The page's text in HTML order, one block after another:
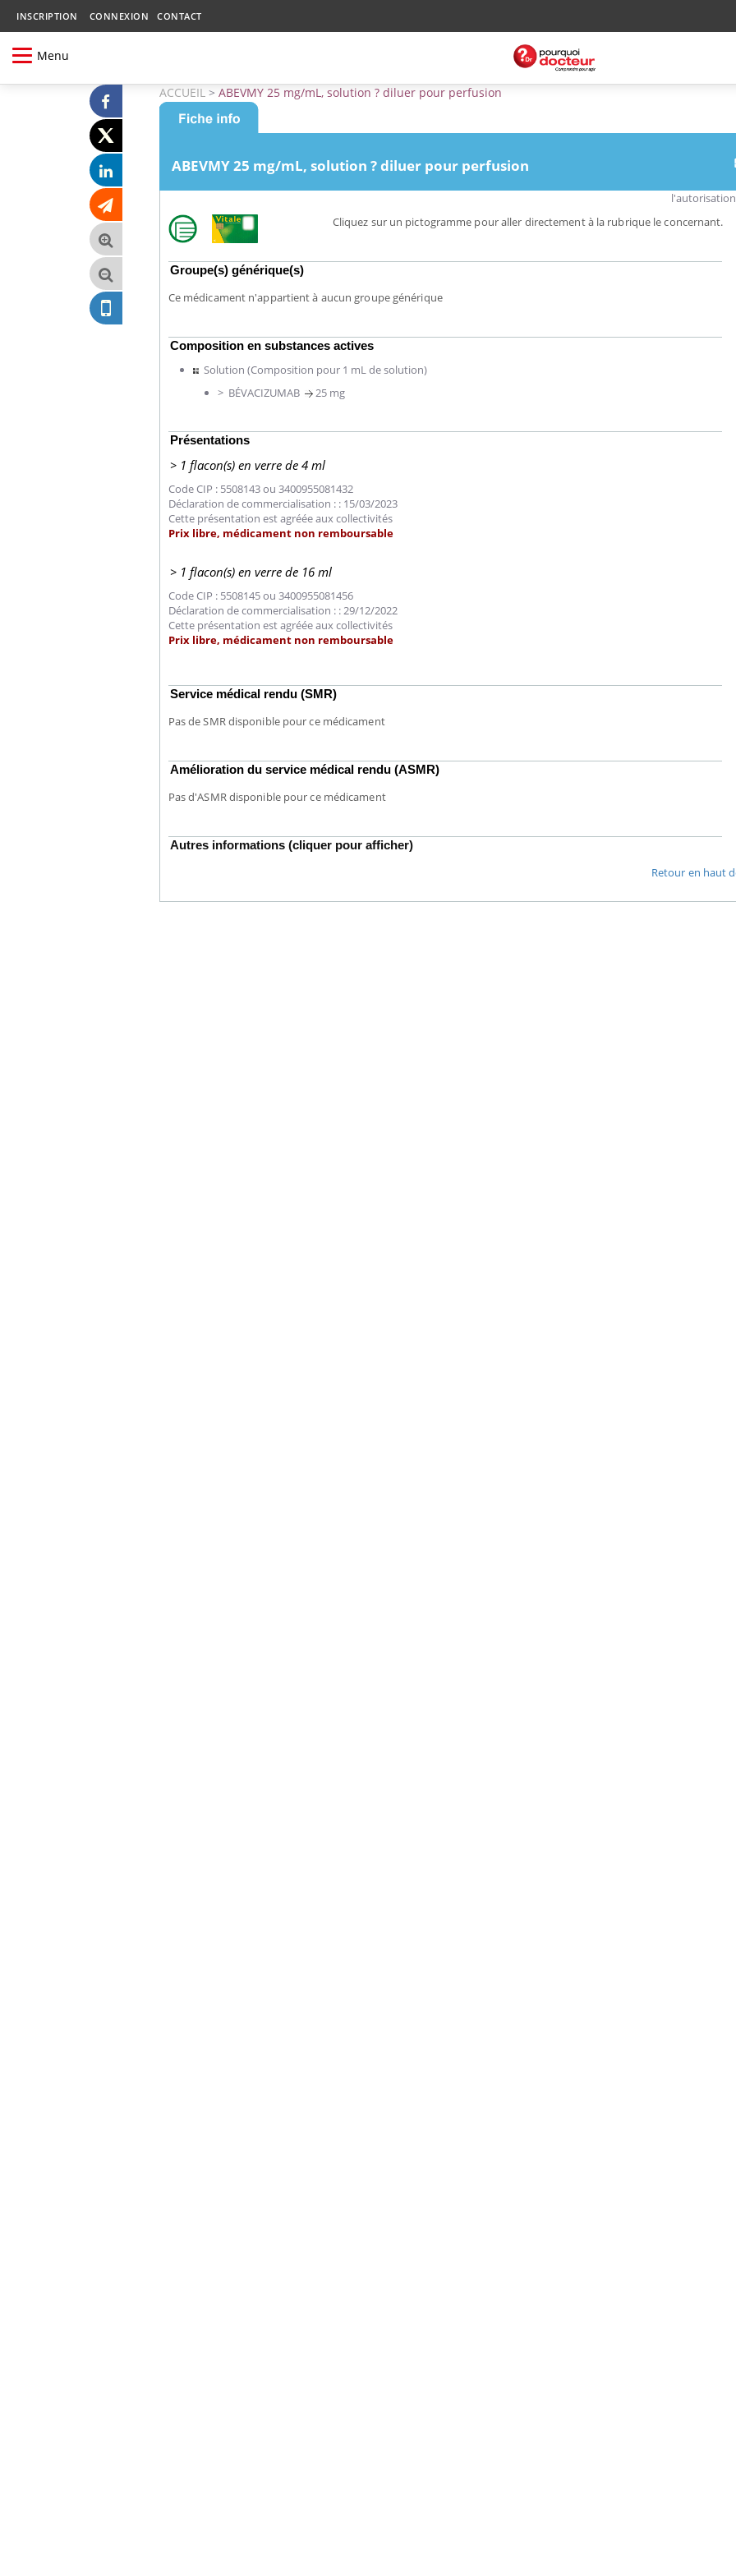
INSCRIPTION CONNEXION CONTACT
Menu
ACCUEIL > ABEVMY 25 mg/mL, solution ? diluer pour perfusion
ABEVMY 25 mg/mL, solution ? diluer pour perfusion
Cliquez sur un pictogramme pour aller directement à la rubrique le concernant.
Groupe(s) générique(s)
Ce médicament n'appartient à aucun groupe générique
Composition en substances actives
Solution (Composition pour 1 mL de solution)
> BÉVACIZUMAB
25 mg
Présentations
> 1 flacon(s) en verre de 4 ml
Code CIP : 5508143 ou 3400955081432
Déclaration de commercialisation : : 15/03/2023
Cette présentation est agréée aux collectivités
Prix libre, médicament non remboursable
> 1 flacon(s) en verre de 16 ml
Code CIP : 5508145 ou 3400955081456
Déclaration de commercialisation : : 29/12/2022
Cette présentation est agréée aux collectivités
Prix libre, médicament non remboursable
Service médical rendu (SMR)
Pas de SMR disponible pour ce médicament
Amélioration du service médical rendu (ASMR)
Pas d'ASMR disponible pour ce médicament
Autres informations (cliquer pour afficher)
Retour en haut
Comment éviter une otite
Hantavirus : un cas détecté
chez un touriste en France
Mortalité infantile : un
sur nos